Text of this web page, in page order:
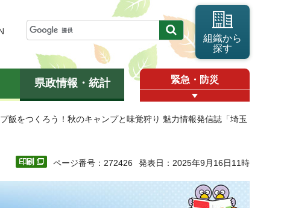
組織から
探す
県政情報・統計 緊急・防災
飯をつくろう！秋のキャンプと味覚狩り 魅力情報発信誌「埼玉
ページ番号：272426 発表日：2025年9月16日11時